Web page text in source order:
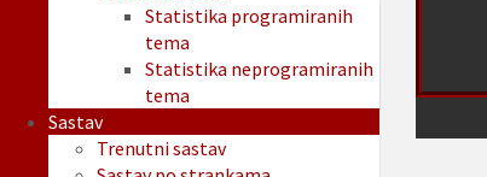
Statistika programiranih
tema
Statistika neprogramiranih
tema
Sastav
Trenutni sastav